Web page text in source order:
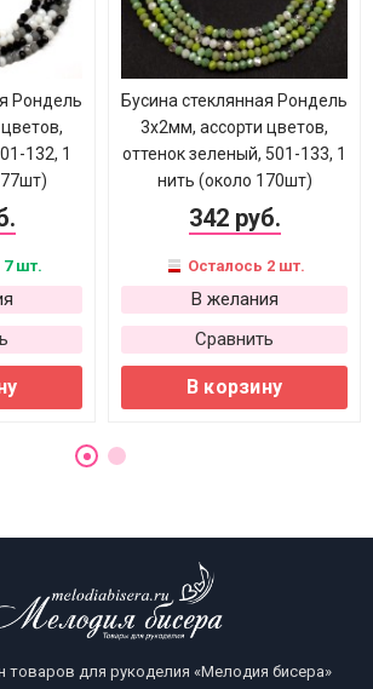
Рондель
132, 1
7 шт.
Бусина стеклянная Рондель
3х2мм, ассорти цветов,
оттенок зеленый, 501-133, 1
нить (около 170шт)
342 руб.
Осталось 2 шт.
В желания
Сравнить
В корзину
товаров для рукоделия «Мелодия бисера»